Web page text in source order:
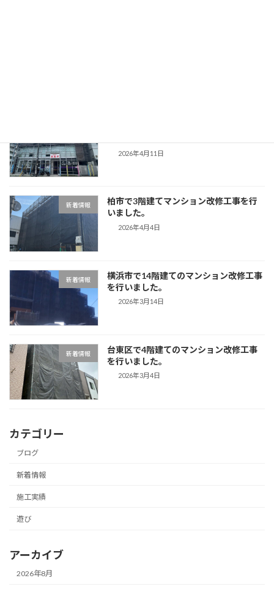
2026年4月11日
新着情報
柏市で3階建てマンション改修工事を行
いました。
2026年4月4日
新着情報
横浜市で14階建てのマンション改修工事
を行いました。
2026年3月14日
新着情報
台東区で4階建てのマンション改修工事
を行いました。
2026年3月4日
カテゴリー
ブログ
新着情報
施工実績
遊び
アーカイブ
2026年8月